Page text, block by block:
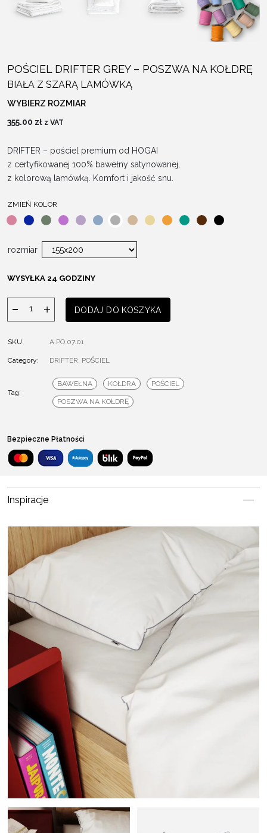
POŚCIEL DRIFTER GREY – POSZWA NA KOŁDRĘ
BIAŁA Z SZARĄ LAMÓWKĄ
WYBIERZ ROZMIAR
355.00 zł z VAT
DRIFTER – pościel premium od HOGAI
z certyfikowanej 100% bawełny satynowanej,
z kolorową lamówką. Komfort i jakość snu.
ZMIEŃ KOLOR
rozmiar
WYSYŁKA 24 GODZINY
ilość
Pościel
GREY
-
poszwa
kołdrę
DODAJ DO KOSZYKA
SKU: A.PO.07.01
Category: DRIFTER, POŚCIEL
Tag:
BAWEŁNA KOŁDRA POŚCIEL
POSZWA NA KOŁDRĘ
Bezpieczne Płatności
Inspiracje